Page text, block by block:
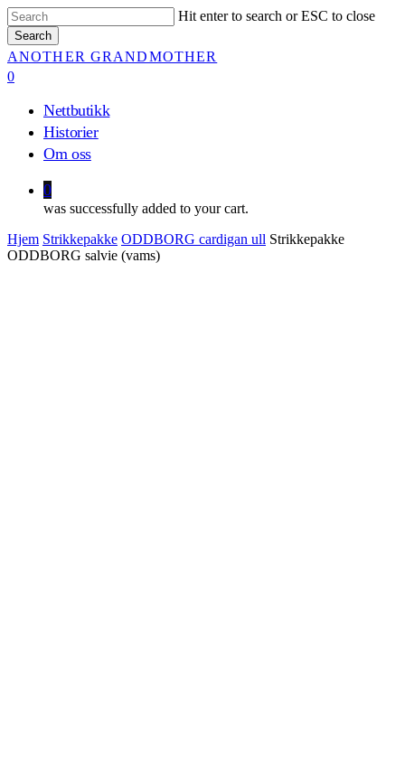
Skip
to
main
content
Hit enter to search or ESC to close
Search
Close
Search
ANOTHER GRANDMOTHER
0
Nettbutikk
Historier
Om oss
0
was successfully added to your cart.
Hjem Strikkepakke ODDBORG cardigan ull Strikkepakke
ODDBORG salvie (vams)